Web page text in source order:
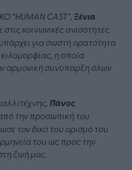
“HUMAN CAST”, Ξένια
κοινωνικές ανισότητες
για σωστή ορατότητα
η οποία
αρμονική συνύπαρξη όλων
Πάνος
την προσωπική του
τον δικό του ορισμό του
του ως προς την
ζωή μας.